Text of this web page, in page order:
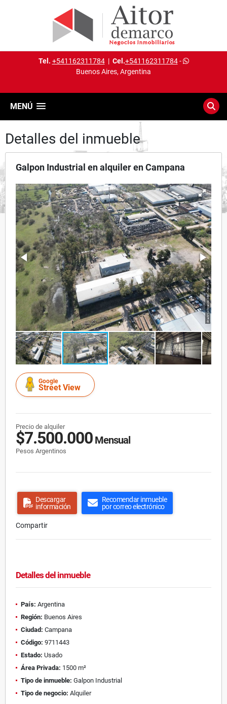
Tel. +541162311784| Cel.+541162311784-
Buenos Aires, Argentina
MENÚ
Detalles del inmueble
Galpon Industrial en alquiler en Campana
Google
Street View
Precio de alquiler
$7.500.000 Mensual
Pesos Argentinos
Descargar
información
Recomendar inmueble
por correo electrónico
Compartir
Detalles del inmueble
País: Argentina
Región: Buenos Aires
Ciudad: Campana
Código: 9711443
Estado: Usado
Área Privada: 1500 m²
Tipo de inmueble: Galpon Industrial
Tipo de negocio: Alquiler